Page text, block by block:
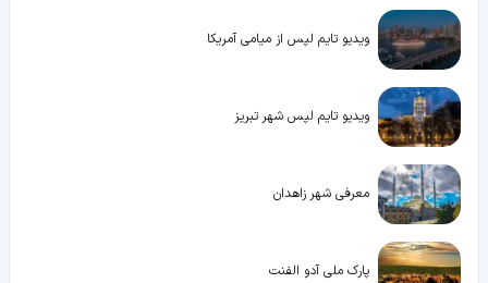
ویدیو تایم لپس از میامی آمریکا
ویدیو تایم لپس شهر تبریز
معرفی شهر زاهدان
پارک ملی آدو الفنت